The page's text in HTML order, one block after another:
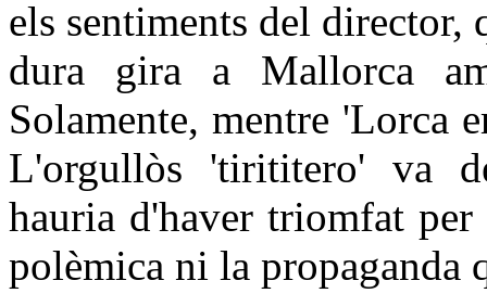
els sentiments del director,
dura gira a Mallorca
Solamente, mentre 'Lorca
L'orgullòs 'tirititero' va
hauria d'haver triomfat
polèmica ni la propaganda